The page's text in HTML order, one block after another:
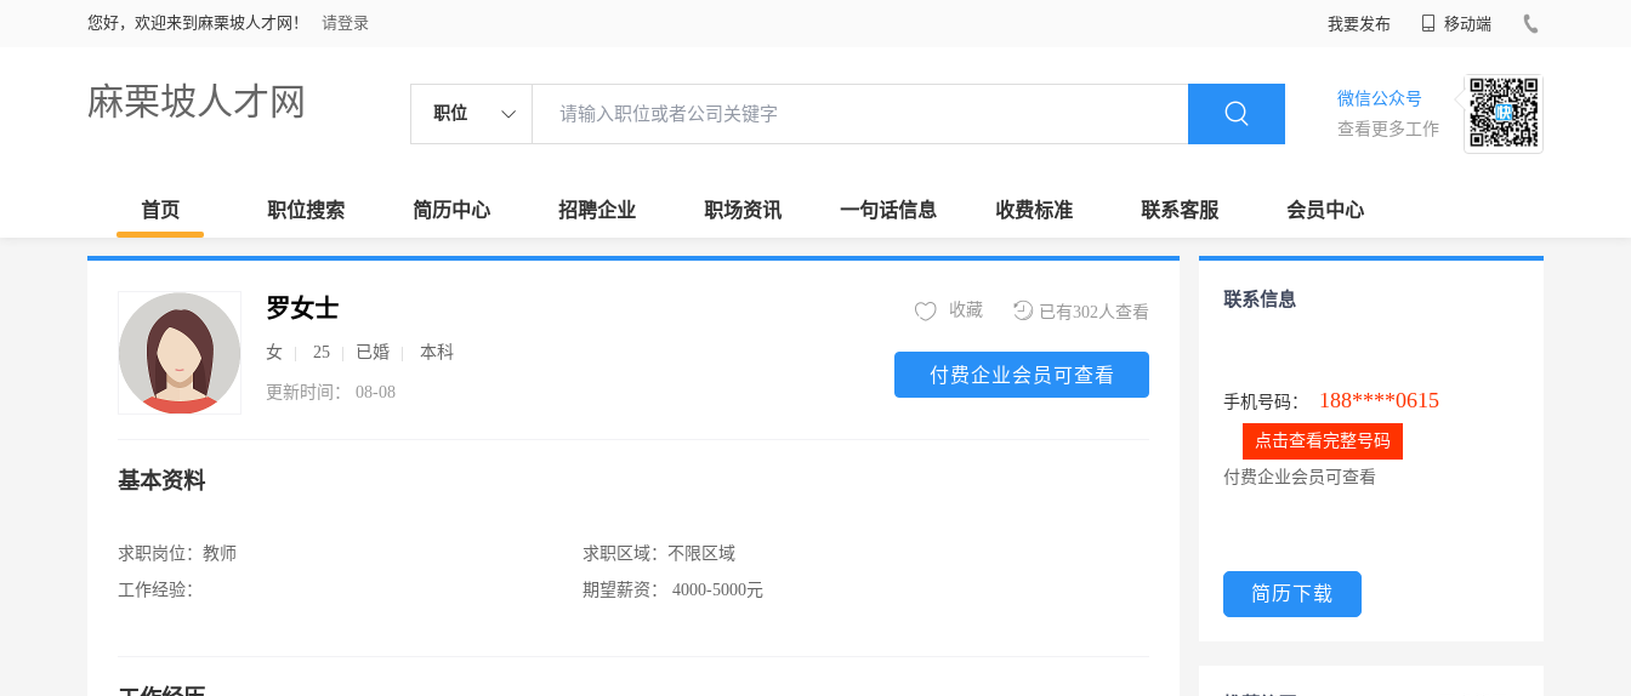
您好，欢迎来到麻栗坡人才网！ 请登录 我要发布 移动端
麻栗坡人才网 职位
微信公众号
查看更多工作
首页 职位搜索 简历中心 招聘企业 职场资讯 一句话信息 收费标准 联系客服 会员中心
罗女士
女 25 已婚 本科
更新时间： 08-08
已有302人查看
收藏
付费企业会员可查看
基本资料
求职岗位： 教师
工作经验：
求职区域： 不限区域
期望薪资：
4000-5000元
联系信息
手机号码： 188****0615
点击查看完整号码
付费企业会员可查看
简历下载